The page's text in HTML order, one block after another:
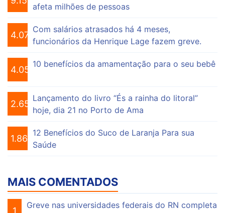
afeta milhões de pessoas
4.076
Com salários atrasados há 4 meses,
funcionários da Henrique Lage fazem greve.
4.056
10 benefícios da amamentação para o seu bebê
2.655
Lançamento do livro “És a rainha do litoral”
hoje, dia 21 no Porto de Ama
1.864
12 Benefícios do Suco de Laranja Para sua
Saúde
MAIS COMENTADOS
1
Greve nas universidades federais do RN completa